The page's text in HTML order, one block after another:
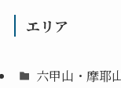
エリア
六甲山・摩耶